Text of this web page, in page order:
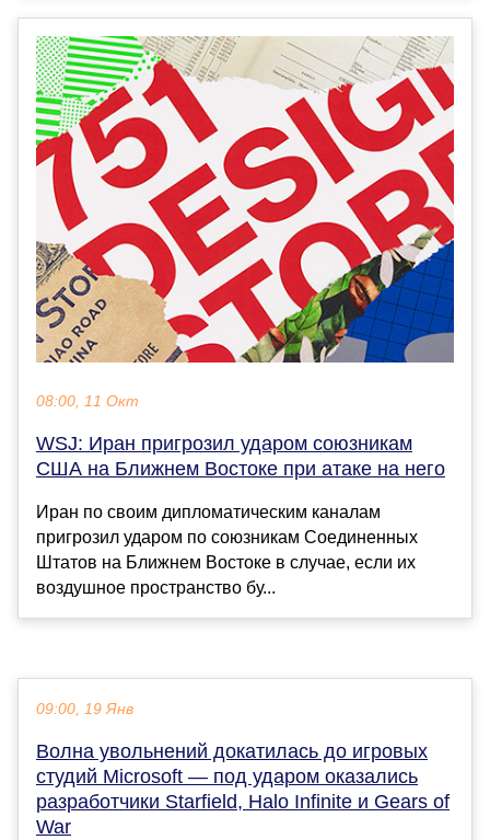
08:00, 11 Окт
WSJ: Иран пригрозил ударом союзникам
США на Ближнем Востоке при атаке на него
Иран по своим дипломатическим каналам
пригрозил ударом по союзникам Соединенных
Штатов на Ближнем Востоке в случае, если их
воздушное пространство бу...
09:00, 19 Янв
Волна увольнений докатилась до игровых
студий Microsoft — под ударом оказались
разработчики Starfield, Halo Infinite и Gears of
War